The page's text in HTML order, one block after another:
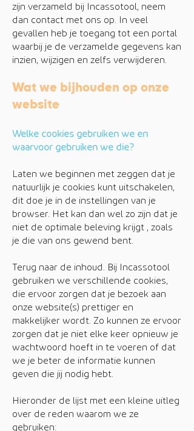
zijn verzameld bij Incassotool, neem
dan contact met ons op. In veel
gevallen heb je toegang tot een portal
waarbij je de verzamelde gegevens kan
inzien, wijzigen en zelfs verwijderen.
Wat we bijhouden op onze
website
Welke cookies gebruiken we en
waarvoor gebruiken we die?
Laten we beginnen met zeggen dat je
natuurlijk je cookies kunt uitschakelen,
dit doe je in de instellingen van je
browser. Het kan dan wel zo zijn dat je
niet de optimale beleving krijgt , zoals
je die van ons gewend bent.
Terug naar de inhoud. Bij Incassotool
gebruiken we verschillende cookies,
die ervoor zorgen dat je bezoek aan
onze website(s) prettiger en
makkelijker wordt. Zo kunnen ze ervoor
zorgen dat je niet elke keer opnieuw je
wachtwoord hoeft in te voeren of dat
we je beter de informatie kunnen
geven die jij nodig hebt.
Hieronder de lijst met een kleine uitleg
over de reden waarom we ze
gebruiken: